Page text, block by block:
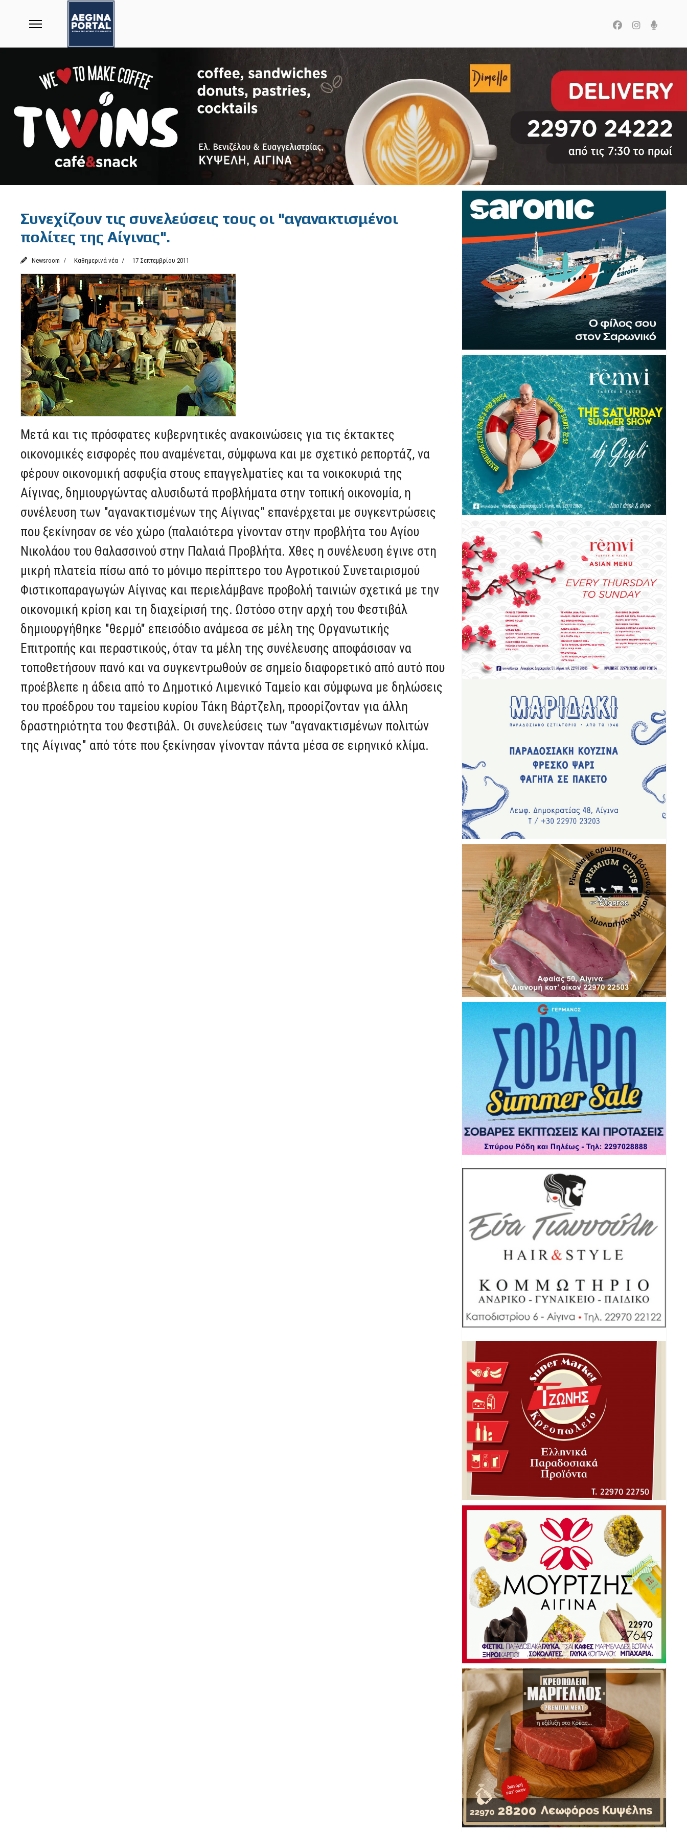
Συνεχίζουν τις συνελεύσεις τους οι "αγανακτισμένοι
πολίτες της Αίγινας".
Newsroom Καθημερινά νέα 17 Σεπτεμβρίου 2011
Μετά και τις πρόσφατες κυβερνητικές ανακοινώσεις για τις έκτακτες
οικονομικές εισφορές που αναμένεται, σύμφωνα και με σχετικό ρεπορτάζ, να
φέρουν οικονομική ασφυξία στους επαγγελματίες και τα νοικοκυριά της
Αίγινας, δημιουργώντας αλυσιδωτά προβλήματα στην τοπική οικονομία, η
συνέλευση των "αγανακτισμένων της Αίγινας" επανέρχεται με συγκεντρώσεις
που ξεκίνησαν σε νέο χώρο (παλαιότερα γίνονταν στην προβλήτα του Αγίου
Νικολάου του Θαλασσινού στην Παλαιά Προβλήτα. Χθες η συνέλευση έγινε στη
μικρή πλατεία πίσω από το μόνιμο περίπτερο του Αγροτικού Συνεταιρισμού
Φιστικοπαραγωγών Αίγινας και περιελάμβανε προβολή ταινιών σχετικά με την
οικονομική κρίση και τη διαχείρισή της. Ωστόσο στην αρχή του Φεστιβάλ
δημιουργήθηκε "θερμό" επεισόδιο ανάμεσα σε μέλη της Οργανωτικής
Επιτροπής και περαστικούς, όταν τα μέλη της συνέλευσης αποφάσισαν να
τοποθετήσουν πανό και να συγκεντρωθούν σε σημείο διαφορετικό από αυτό που
προέβλεπε η άδεια από το Δημοτικό Λιμενικό Ταμείο και σύμφωνα με δηλώσεις
του προέδρου του ταμείου κυρίου Τάκη Βάρτζελη, προορίζονταν για άλλη
δραστηριότητα του Φεστιβάλ. Οι συνελεύσεις των "αγανακτισμένων πολιτών
της Αίγινας" από τότε που ξεκίνησαν γίνονταν πάντα μέσα σε ειρηνικό κλίμα.